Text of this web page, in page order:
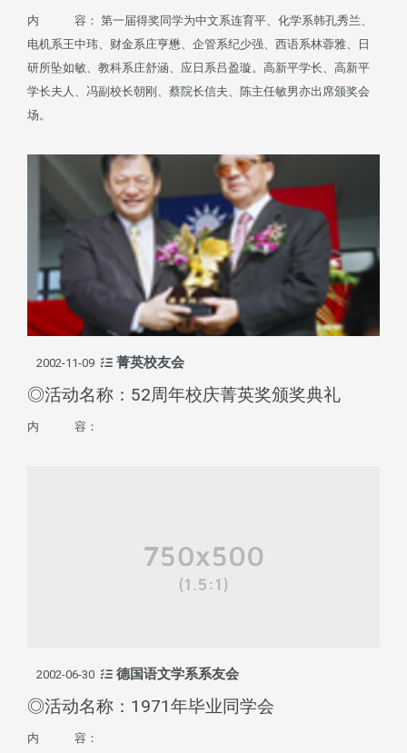
内 容： 第一届得奖同学为中文系连育平、化学系韩孔秀兰、
电机系王中玮、财金系庄亨懋、企管系纪少强、西语系林蓉雅、日
研所坠如敏、教科系庄舒涵、应日系吕盈璇。高新平学长、高新平
学长夫人、冯副校长朝刚、蔡院长信夫、陈主任敏男亦出席颁奖会
场。
2002-11-09 菁英校友会
◎活动名称：52周年校庆菁英奖颁奖典礼
内 容：
2002-06-30 德国语文学系系友会
◎活动名称：1971年毕业同学会
内 容：